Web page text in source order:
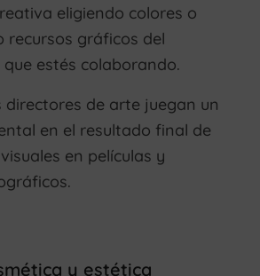
eligiendo colores o
recursos gráficos del
estés colaborando.
directores de arte juegan un
en el resultado final de
en películas y
y estética